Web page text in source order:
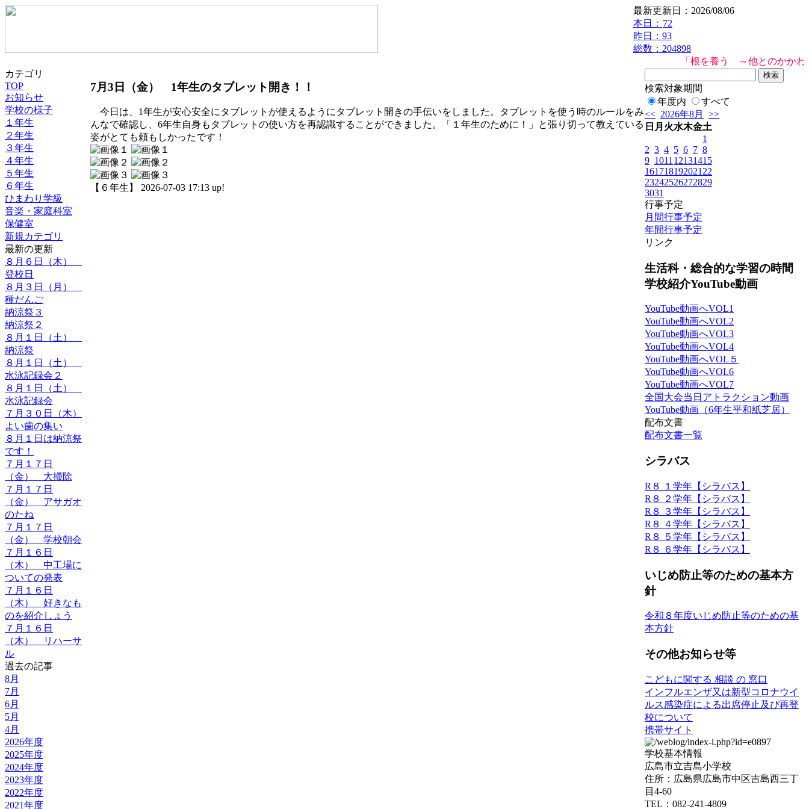
最新更新日：2026/08/06
本日： 72
昨日：93
総数：204898
「根を養う ～他とのかかわ
カテゴリ
TOP
お知らせ
学校の様子
１年生
２年生
３年生
４年生
５年生
６年生
ひまわり学級
音楽・家庭科室
保健室
新規カテゴリ
最新の更新
８月６日（木）
登校日
８月３日（月）
種だんご
納涼祭３
納涼祭２
８月１日（土）
納涼祭
８月１日（土）
水泳記録会２
８月１日（土）
水泳記録会
７月３０日（木）
よい歯の集い
８月１日は納涼祭
です！
７月１７日
（金） 大掃除
７月１７日
（金） アサガオ
のたね
７月１７日
（金） 学校朝会
７月１６日
（木） 中工場に
ついての発表
７月１６日
（木） 好きなも
のを紹介しょう
７月１６日
（木） リハーサ
ル
過去の記事
8月
7月
6月
5月
4月
2026年度
2025年度
2024年度
2023年度
2022年度
2021年度
7月3日（金） 1年生のタブレット開き！！
今日は、1年生が安心安全にタブレットが使えるようにタブレット開きの手伝いをしました。タブレットを使う時のルールをみ
んなで確認し、6年生自身もタブレットの使い方を再認識することができました。「１年生のために！」と張り切って教えている
姿がとても頼もしかったです！
【６年生】 2026-07-03 17:13 up!
検索対象期間
年度内
すべて
<< 2026年8月
>>
日 月 火水木金土
1
2 3 4 5 6 7 8
9 1011 12131415
161718192021 22
23242526272829
3031
行事予定
月間行事予定
年間行事予定
リンク
生活科・総合的な学習の時間
学校紹介YouTube動画
YouTube動画へVOL1
YouTube動画へVOL2
YouTube動画へVOL3
YouTube動画へVOL4
YouTube動画へVOL５
YouTube動画へVOL6
YouTube動画へVOL7
全国大会当日アトラクション動画
YouTube動画（6年生平和紙芝居）
配布文書
配布文書一覧
シラバス
R８ １学年【シラバス】
R８ ２学年【シラバス】
R８ ３学年【シラバス】
R８ ４学年【シラバス】
R８ ５学年【シラバス】
R８ ６学年【シラバス】
いじめ防止等のための基本方
針
令和８年度いじめ防止等のための基
本方針
その他お知らせ等
こどもに関する 相談 の 窓口
インフルエンザ又は新型コロナウイ
ルス感染症による出席停止及び再登
校について
携帯サイト
学校基本情報
広島市立吉島小学校
住所：広島県広島市中区吉島西三丁
目4-60
TEL：082-241-4809